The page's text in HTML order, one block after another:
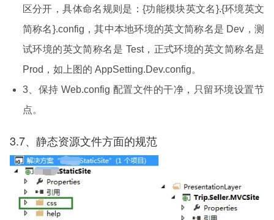
区分开，具体命名规则是：{功能模块英文名}.{环境英文
简称名}.config，其中本地环境的英文简称名是 Dev，测
试环境的英文简称名是 Test，正式环境的英文简称名是
Prod，如上图的 AppSetting.Dev.config。
3、保持 Web.config 配置文件的干净，只留环境设置节
点。
3.7、静态资源文件方面的规范